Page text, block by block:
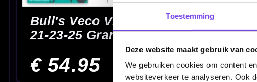
Toestemming
Deze website maakt gebruik van
We gebruiken cookies om content
websiteverkeer te analyseren. Ook
Bullet Gage 90% -
Dartpijlen
Bullet Gator 90% -
Dartpijlen